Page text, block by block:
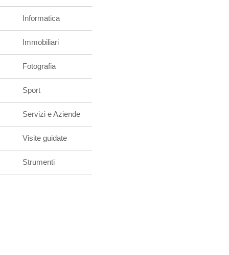
Informatica
Immobiliari
Fotografia
Sport
Servizi e Aziende
Visite guidate
Strumenti